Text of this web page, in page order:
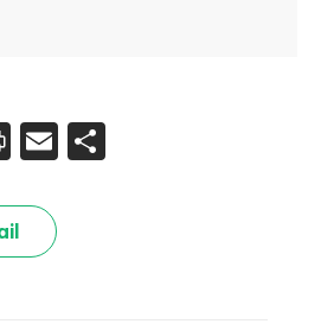
PrintEmail